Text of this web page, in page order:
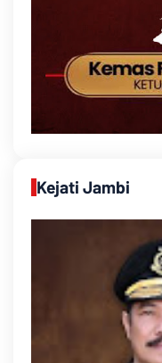
Kejati Jambi